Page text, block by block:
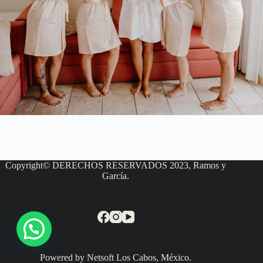
Copyright© DERECHOS RESERVADOS 2023, Ramos y
García.
Powered by Netsoft Los Cabos, México.